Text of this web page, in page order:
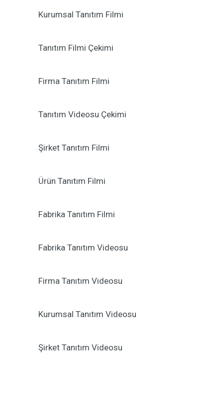
Kurumsal Tanıtım Filmi
Tanıtım Filmi Çekimi
Firma Tanıtım Filmi
Tanıtım Videosu Çekimi
Şirket Tanıtım Filmi
Ürün Tanıtım Filmi
Fabrika Tanıtım Filmi
Fabrika Tanıtım Videosu
Firma Tanıtım Videosu
Kurumsal Tanıtım Videosu
Şirket Tanıtım Videosu